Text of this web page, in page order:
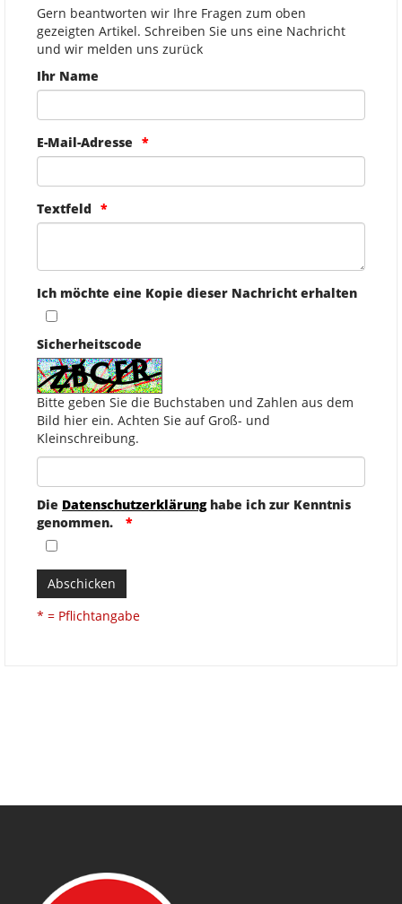
Gern beantworten wir Ihre Fragen zum oben
gezeigten Artikel. Schreiben Sie uns eine Nachricht
und wir melden uns zurück
Ihr Name
E-Mail-Adresse
Textfeld
Ich möchte eine Kopie dieser Nachricht erhalten
Sicherheitscode
Bitte geben Sie die Buchstaben und Zahlen aus dem
Bild hier ein. Achten Sie auf Groß- und
Kleinschreibung.
Die Datenschutzerklärunghabe ich zur Kenntnis
genommen.
Abschicken
* = Pflichtangabe